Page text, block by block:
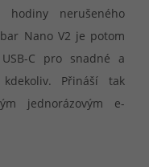
nerušeného
Nano V2 je potom
C pro snadné a
Přináší tak
jednorázovým e-